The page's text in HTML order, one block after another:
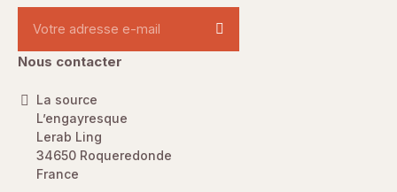
Nous contacter
La source
L’engayresque
Lerab Ling
34650 Roqueredonde
France